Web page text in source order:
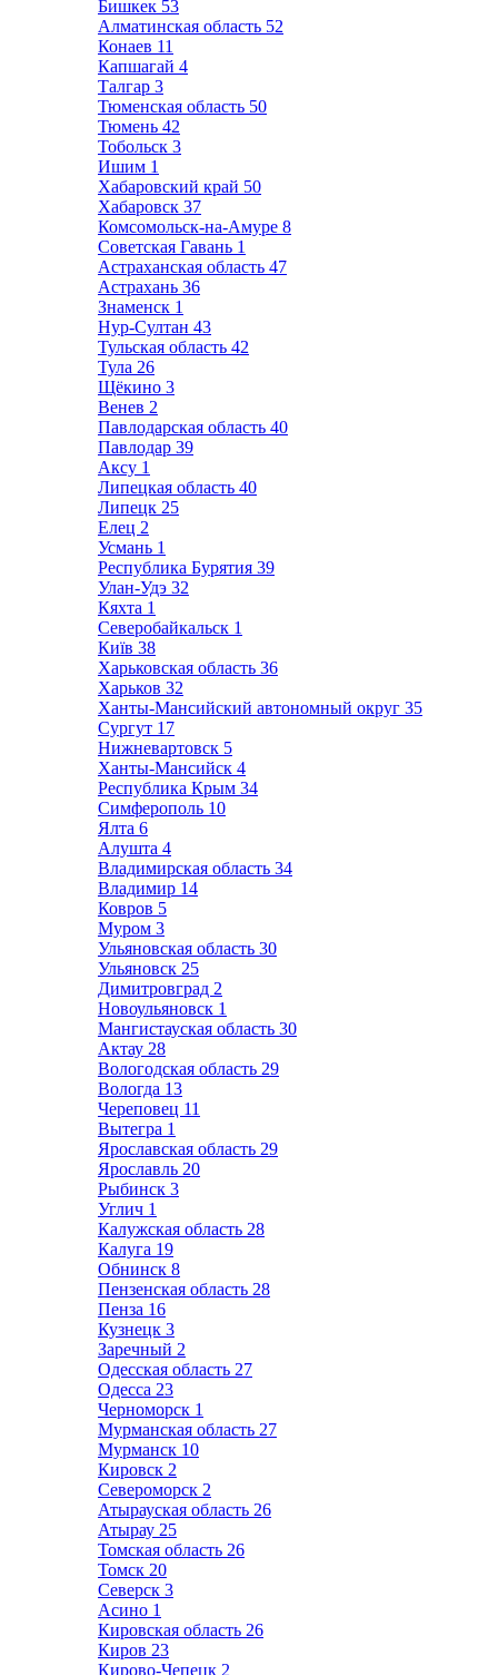
Бишкек 53
Алматинская область 52
Конаев 11
Капшагай 4
Талгар 3
Тюменская область 50
Тюмень 42
Тобольск 3
Ишим 1
Хабаровский край 50
Хабаровск 37
Комсомольск-на-Амуре 8
Советская Гавань 1
Астраханская область 47
Астрахань 36
Знаменск 1
Нур-Султан 43
Тульская область 42
Тула 26
Щёкино 3
Венев 2
Павлодарская область 40
Павлодар 39
Аксу 1
Липецкая область 40
Липецк 25
Елец 2
Усмань 1
Республика Бурятия 39
Улан-Удэ 32
Кяхта 1
Северобайкальск 1
Київ 38
Харьковская область 36
Харьков 32
Ханты-Мансийский автономный округ 35
Сургут 17
Нижневартовск 5
Ханты-Мансийск 4
Республика Крым 34
Симферополь 10
Ялта 6
Алушта 4
Владимирская область 34
Владимир 14
Ковров 5
Муром 3
Ульяновская область 30
Ульяновск 25
Димитровград 2
Новоульяновск 1
Мангистауская область 30
Актау 28
Вологодская область 29
Вологда 13
Череповец 11
Вытегра 1
Ярославская область 29
Ярославль 20
Рыбинск 3
Углич 1
Калужская область 28
Калуга 19
Обнинск 8
Пензенская область 28
Пенза 16
Кузнецк 3
Заречный 2
Одесская область 27
Одесса 23
Черноморск 1
Мурманская область 27
Мурманск 10
Кировск 2
Североморск 2
Атырауская область 26
Атырау 25
Томская область 26
Томск 20
Северск 3
Асино 1
Кировская область 26
Киров 23
Кирово-Чепецк 2